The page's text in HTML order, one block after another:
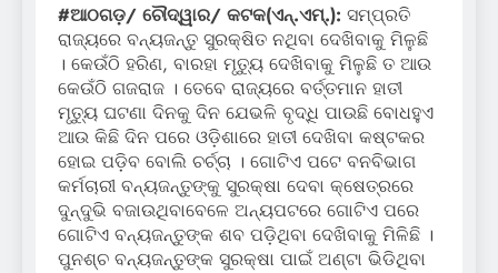
#ଆଠଗଡ଼/ ଚୌଦ୍ୱାର/ କଟକ(ଏନ୍‌.ଏମ୍‌.): ସମ୍ପ୍ରତି
ରାଜ୍ୟରେ ବନ୍ୟଜନ୍ତୁ ସୁରକ୍ଷିତ ନଥିବା ଦେଖିବାକୁ ମିଳୁଛି
। କେଉଁଠି ହରିଣ, ବାରହା ମୃତ୍ୟୁ ଦେଖିବାକୁ ମିଳୁଛି ତ ଆଉ
କେଉଁଠି ଗଜରାଜ । ତେବେ ରାଜ୍ୟରେ ବର୍ତ୍ତମାନ ହାତୀ
ମୃତ୍ୟୁ ଘଟଣା ଦିନକୁ ଦିନ ଯେଭଳି ବୃଦ୍ଧି ପାଉଛି ବୋଧହୁଏ
ଆଉ କିଛି ଦିନ ପରେ ଓଡ଼ିଶାରେ ହାତୀ ଦେଖିବା କଷ୍ଟକର
ହୋଇ ପଡ଼ିବ ବୋଲି ଚର୍ଚ୍ଚା । ଗୋଟିଏ ପଟେ ବନବିଭାଗ
କର୍ମଚାରୀ ବନ୍ୟଜନ୍ତୁଙ୍କୁ ସୁରକ୍ଷା ଦେବା କ୍ଷେତ୍ରରେ
ଦୁନ୍ଦୁଭି ବଜାଉଥିବାବେଳେ ଅନ୍ୟପଟରେ ଗୋଟିଏ ପରେ
ଗୋଟିଏ ବନ୍ୟଜନ୍ତୁଙ୍କ ଶବ ପଡ଼ିଥିବା ଦେଖିବାକୁ ମିଳିଛି ।
ପୁନଶ୍ଚ ବନ୍ୟଜନ୍ତୁଙ୍କ ସୁରକ୍ଷା ପାଇଁ ଅଣ୍ଟା ଭିଡିଥିବା